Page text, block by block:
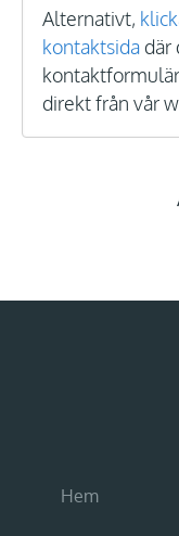
Alternativt,
kontaktsidadär
direkt från vår
Hem